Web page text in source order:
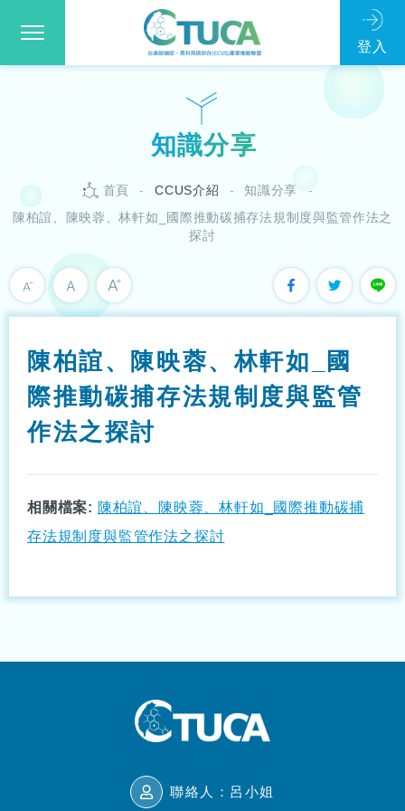
知識分享
首頁 CCUS介紹
知識分享
陳柏誼、陳映蓉、林軒如_國際推動碳捕存法規制度與監管作法之
探討
陳柏誼、陳映蓉、林軒如_國
際推動碳捕存法規制度與監管
作法之探討
相關檔案: 陳柏誼、陳映蓉、林軒如_國際推動碳捕
存法規制度與監管作法之探討
聯絡人：呂小姐